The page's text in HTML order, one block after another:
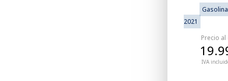
Gasolina
2021
Precio
IVA